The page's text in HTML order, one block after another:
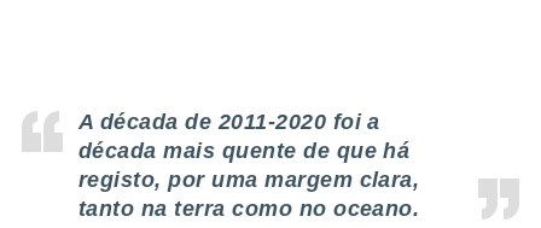
criar
A década de 2011-2020 foi a
década mais quente de que há
registo, por uma margem clara,
tanto na terra como no oceano.